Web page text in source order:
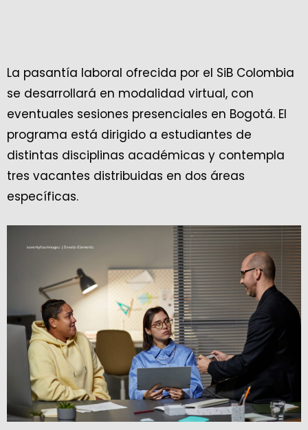
La pasantía laboral ofrecida por el SiB Colombia
se desarrollará en modalidad virtual, con
eventuales sesiones presenciales en Bogotá. El
programa está dirigido a estudiantes de
distintas disciplinas académicas y contempla
tres vacantes distribuidas en dos áreas
específicas.